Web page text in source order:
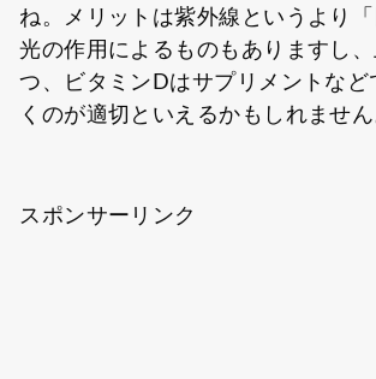
ね。メリットは紫外線というより
光の作用によるものもありますし
つ、ビタミンDはサプリメントなど
くのが適切といえるかもしれません
スポンサーリンク